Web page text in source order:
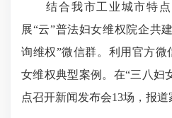
结合我市工业城市特点
展“云”普法妇女维权院企共
询维权”微信群。利用官方
女维权典型案例。在“三八妇
点召开新闻发布会13场，报道